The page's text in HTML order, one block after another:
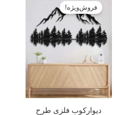
فعلی: فروش‌ویژه!
دیوارکوب فلزی طرح
اصلی:
تومان۴۵۸۰۰۰
بود.